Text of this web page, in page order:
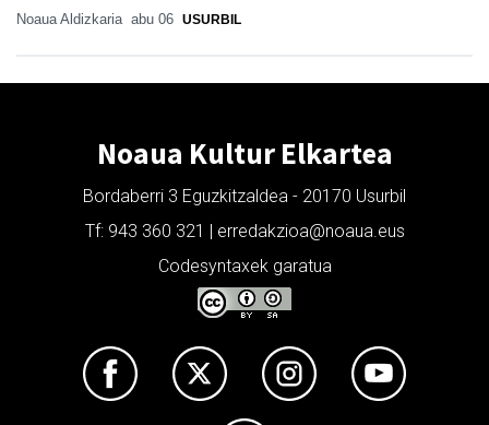
Noaua Aldizkaria abu 06 USURBIL
Noaua Kultur Elkartea
Bordaberri 3 Eguzkitzaldea - 20170 Usurbil
Tf: 943 360 321 | erredakzioa@noaua.eus
Codesyntaxek garatua